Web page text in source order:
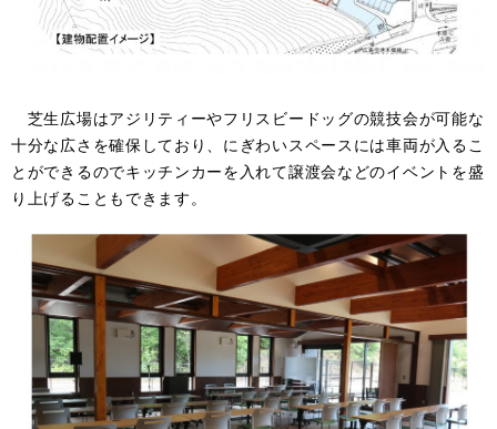
芝生広場はアジリティーやフリスビードッグの競技会が可能な
十分な広さを確保しており、にぎわいスペースには車両が入るこ
とができるのでキッチンカーを入れて譲渡会などのイベントを盛
り上げることもできます。